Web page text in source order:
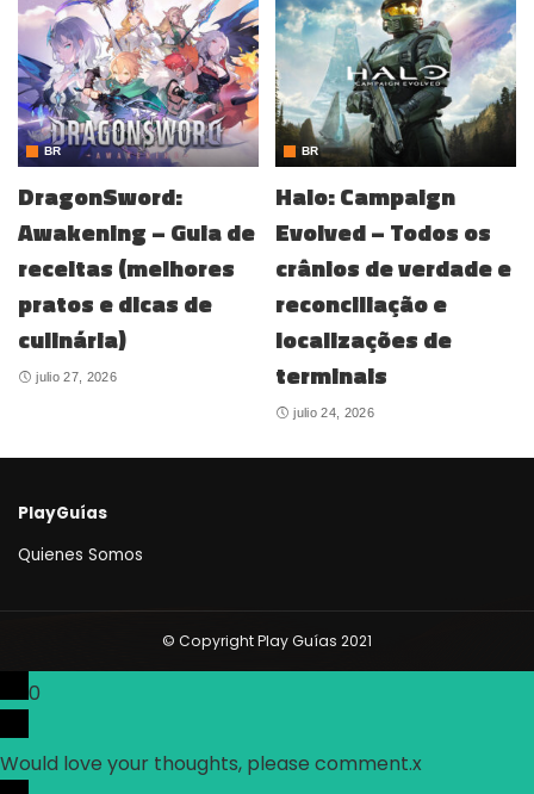
BR
DragonSword:
Awakening – Guia de
receitas (melhores
pratos e dicas de
culinária)
julio 27, 2026
BR
Halo: Campaign
Evolved – Todos os
crânios de verdade e
reconciliação e
localizações de
terminais
julio 24, 2026
PlayGuías
Quienes Somos
© Copyright Play Guías 2021
0
Would love your thoughts, please comment.x